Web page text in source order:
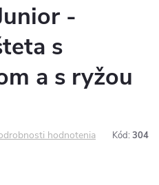
-
s
a s ryžou
hodnotenia Kód: 304